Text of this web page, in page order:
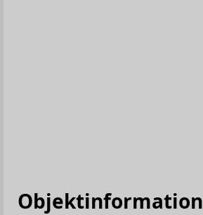
Objektinformation